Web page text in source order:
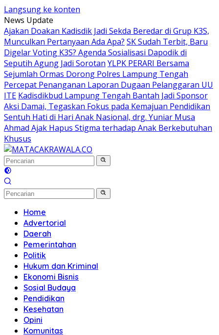
Langsung ke konten
News Update
Ajakan Doakan Kadisdik Jadi Sekda Beredar di Grup K3S,
Munculkan Pertanyaan Ada Apa? SK Sudah Terbit, Baru
Digelar Voting K3S? Agenda Sosialisasi Dapodik di
Seputih Agung Jadi Sorotan YLPK PERARI Bersama
Sejumlah Ormas Dorong Polres Lampung Tengah
Percepat Penanganan Laporan Dugaan Pelanggaran UU
ITE Kadisdikbud Lampung Tengah Bantah Jadi Sponsor
Aksi Damai, Tegaskan Fokus pada Kemajuan Pendidikan
Sentuh Hati di Hari Anak Nasional, drg. Yuniar Musa
Ahmad Ajak Hapus Stigma terhadap Anak Berkebutuhan
Khusus
Home
Advertorial
Daerah
Pemerintahan
Politik
Hukum dan Kriminal
Ekonomi Bisnis
Sosial Budaya
Pendidikan
Kesehatan
Opini
Komunitas